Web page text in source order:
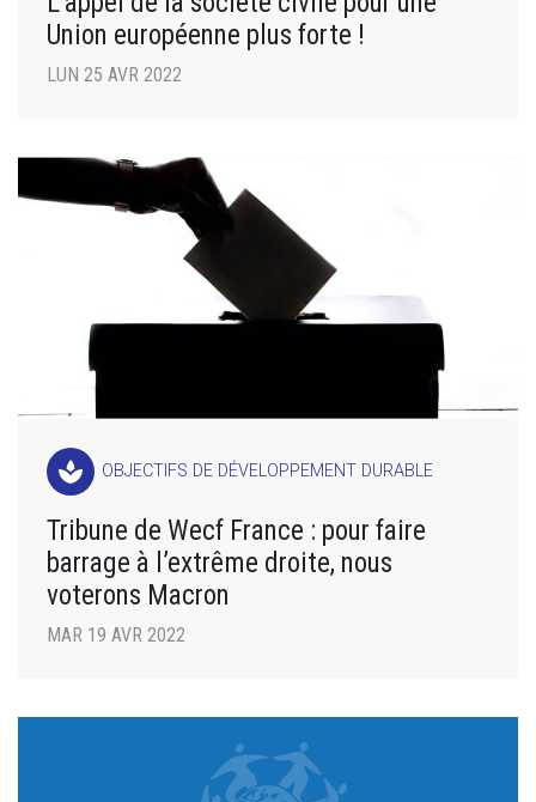
Union européenne plus forte !
LUN 25 AVR 2022
spa OBJECTIFS DE DÉVELOPPEMENT DURABLE
Tribune de Wecf France : pour faire
barrage à l’extrême droite, nous
voterons Macron
MAR 19 AVR 2022